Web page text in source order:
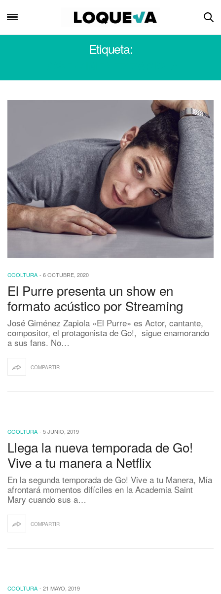
Etiqueta:
COOLTURA - 6 OCTUBRE, 2020
El Purre presenta un show en
formato acústico por Streaming
José Giménez Zapiola «El Purre» es Actor, cantante,
compositor, el protagonista de Go!, sigue enamorando
a sus fans. No…
COMPARTIR
COOLTURA - 5 JUNIO, 2019
Llega la nueva temporada de Go!
Vive a tu manera a Netflix
En la segunda temporada de Go! Vive a tu Manera, Mía
afrontará momentos difíciles en la Academia Saint
Mary cuando sus a…
COMPARTIR
COOLTURA - 21 MAYO, 2019